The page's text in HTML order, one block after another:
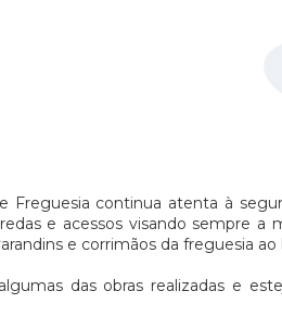
Freguesia continua atenta à
e acessos visando sempre a
e corrimãos da freguesia
das obras realizadas e